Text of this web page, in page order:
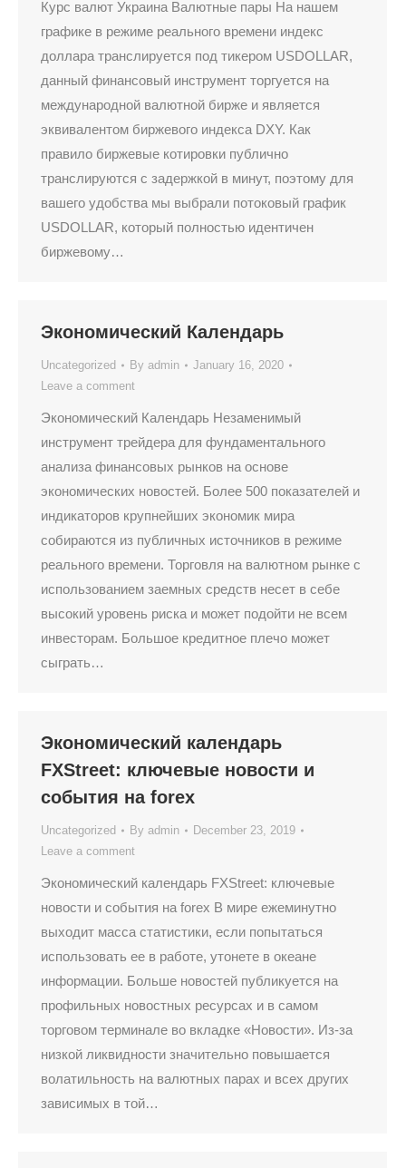
Курс валют Украина Валютные пары На нашем
графике в режиме реального времени индекс
доллара транслируется под тикером USDOLLAR,
данный финансовый инструмент торгуется на
международной валютной бирже и является
эквивалентом биржевого индекса DXY. Как
правило биржевые котировки публично
транслируются с задержкой в минут, поэтому для
вашего удобства мы выбрали потоковый график
USDOLLAR, который полностью идентичен
биржевому…
Экономический Календарь
Uncategorized By admin
January 16, 2020
Leave a comment
Экономический Календарь Незаменимый
инструмент трейдера для фундаментального
анализа финансовых рынков на основе
экономических новостей. Более 500 показателей и
индикаторов крупнейших экономик мира
собираются из публичных источников в режиме
реального времени. Торговля на валютном рынке с
использованием заемных средств несет в себе
высокий уровень риска и может подойти не всем
инвесторам. Большое кредитное плечо может
сыграть…
Экономический календарь
FXStreet: ключевые новости и
события на forex
Uncategorized By admin
December 23, 2019
Leave a comment
Экономический календарь FXStreet: ключевые
новости и события на forex В мире ежеминутно
выходит масса статистики, если попытаться
использовать ее в работе, утонете в океане
информации. Больше новостей публикуется на
профильных новостных ресурсах и в самом
торговом терминале во вкладке «Новости». Из-за
низкой ликвидности значительно повышается
волатильность на валютных парах и всех других
зависимых в той…